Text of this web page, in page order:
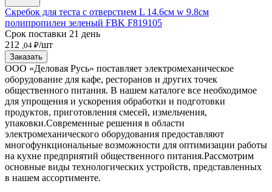
Скребок для теста с отверстием L 14.6см w 9.8см
полипропилен зеленый FBK F819105
Срок поставки 21 день
212 ,04 ₽/шт
Заказать
ООО «Деловая Русь» поставляет электромеханическое
оборудование для кафе, ресторанов и других точек
общественного питания. В нашем каталоге все необходимое
для упрощения и ускорения обработки и подготовки
продуктов, приготовления смесей, измельчения,
упаковки.Современные решения в области
электромеханического оборудования предоставляют
многофункциональные возможности для оптимизации работы
на кухне предприятий общественного питания.Рассмотрим
основные виды технологических устройств, представленных
в нашем ассортименте.